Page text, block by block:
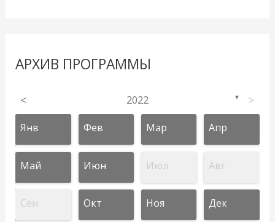
АРХИВ ПРОГРАММЫ
< 2022 ▼ >
Янв Фев Мар Апр
Май Июн Июл Авг
Сен Окт Ноя Дек